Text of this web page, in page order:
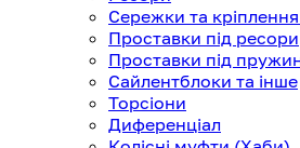
Сережки та
Проставки під ресори
Проставки під
Сайлентблоки та інше
Торсіони
Диференціал